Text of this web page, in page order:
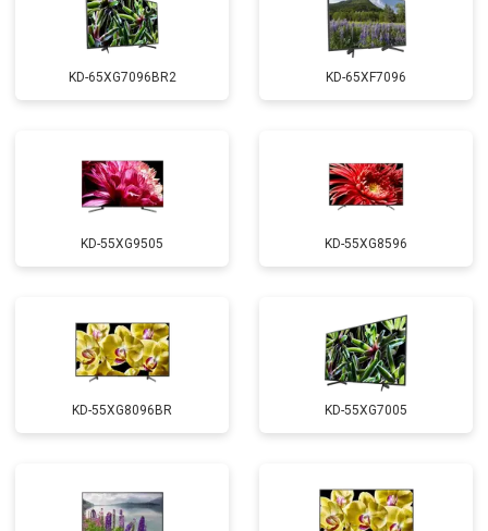
KD-65XG7096BR2 KD-65XF7096
KD-55XG9505 KD-55XG8596
KD-55XG8096BR KD-55XG7005